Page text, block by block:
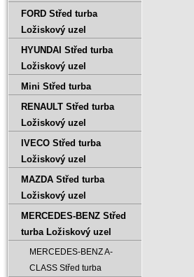
FORD Střed turba
Ložiskový uzel
HYUNDAI Střed turba
Ložiskový uzel
Mini Střed turba
RENAULT Střed turba
Ložiskový uzel
IVECO Střed turba
Ložiskový uzel
MAZDA Střed turba
Ložiskový uzel
MERCEDES-BENZ Střed
turba Ložiskový uzel
MERCEDES-BENZ A-
CLASS Střed turba